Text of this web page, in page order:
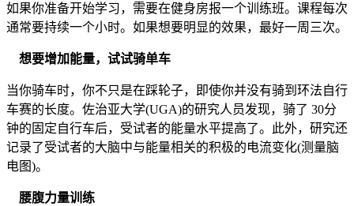
如果你准备开始学习，需要在健身房报一个训练班。课程每次
通常要持续一个小时。如果想要明显的效果，最好一周三次。
想要增加能量，试试骑单车
当你骑车时，你不只是在踩轮子，即使你并没有骑到环法自行
车赛的长度。佐治亚大学(UGA)的研究人员发现，骑了 30分
钟的固定自行车后，受试者的能量水平提高了。此外，研究还
记录了受试者的大脑中与能量相关的积极的电流变化(测量脑
电图)。
腰腹力量训练